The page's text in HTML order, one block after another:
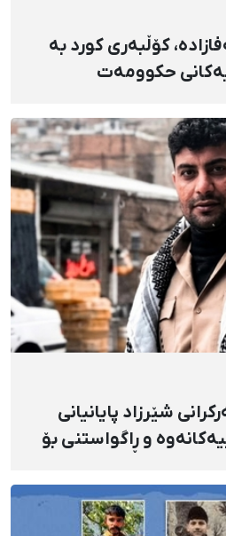
کۆڵبەری کورد بە
حکوومەت
شێرزاد پایانیانی
و ڕاگواستنی بۆ